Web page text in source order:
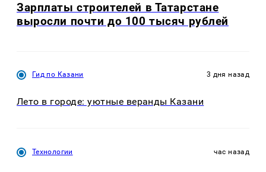
Зарплаты строителей в Татарстане
выросли почти до 100 тысяч рублей
Гид по Казани 3 дня назад
Лето в городе: уютные веранды Казани
Технологии час назад